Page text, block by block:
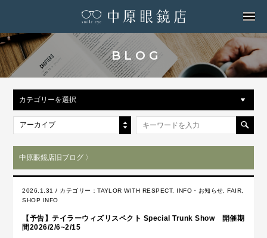
BLOG
カテゴリーを選択
アーカイブ
中原眼鏡店旧ブログ 〉
2026.1.31 / カテゴリー：TAYLOR WITH RESPECT, INFO・お知らせ ,FAIR
SHOP INFO
【予告】テイラーウィズリスペクト Special Trunk Show 開催期
間2026/2/6~2/15